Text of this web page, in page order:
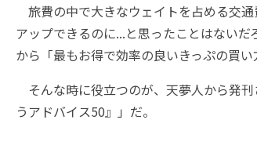
旅費の中で大きなウェイトを占める交
アップできるのに...と思ったことはない
から「最もお得で効率の良いきっぷの買い
そんな時に役立つのが、天夢人から発
うアドバイス50』」だ。